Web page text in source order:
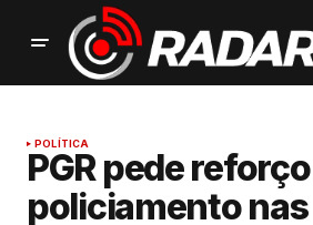
POLÍTICA
PGR pede
policiamento nas